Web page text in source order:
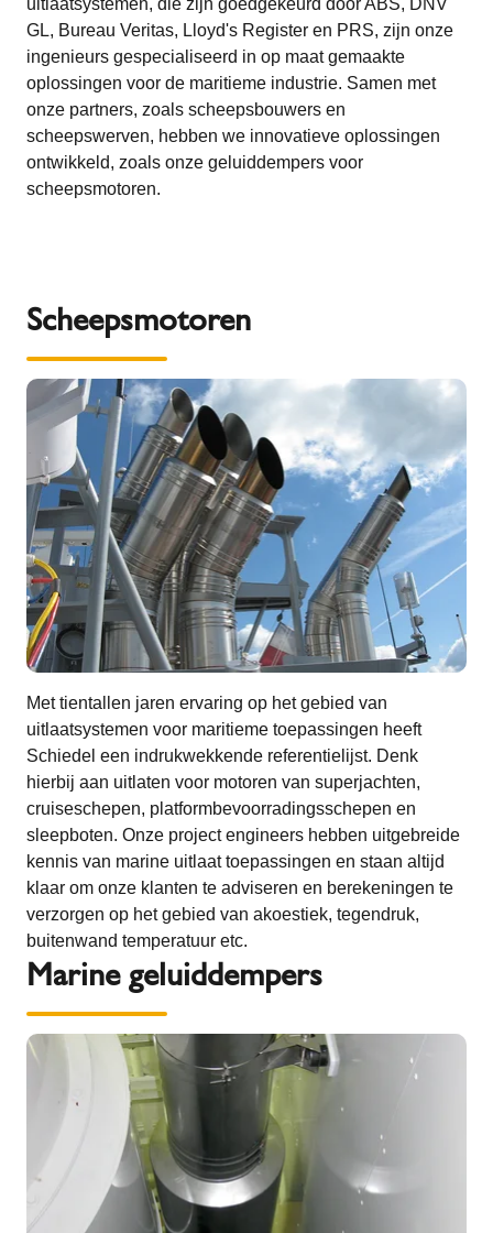
uitlaatsystemen, die zijn goedgekeurd door ABS, DNV
GL, Bureau Veritas, Lloyd's Register en PRS, zijn onze
ingenieurs gespecialiseerd in op maat gemaakte
oplossingen voor de maritieme industrie. Samen met
onze partners, zoals scheepsbouwers en
scheepswerven, hebben we innovatieve oplossingen
ontwikkeld, zoals onze geluiddempers voor
scheepsmotoren.
Scheepsmotoren
Met tientallen jaren ervaring op het gebied van
uitlaatsystemen voor maritieme toepassingen heeft
Schiedel een indrukwekkende referentielijst. Denk
hierbij aan uitlaten voor motoren van superjachten,
cruiseschepen, platformbevoorradingsschepen en
sleepboten. Onze project engineers hebben uitgebreide
kennis van marine uitlaat toepassingen en staan altijd
klaar om onze klanten te adviseren en berekeningen te
verzorgen op het gebied van akoestiek, tegendruk,
buitenwand temperatuur etc.
Marine geluiddempers